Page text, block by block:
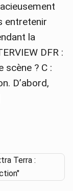
entretenir
la
DFR :
scène ? C :
D’abord,